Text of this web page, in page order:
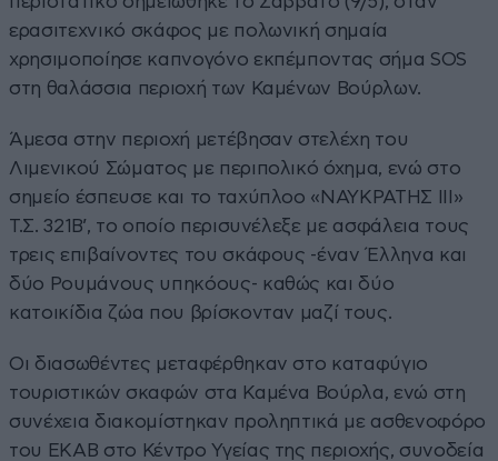
ερασιτεχνικό σκάφος με πολωνική σημαία
χρησιμοποίησε καπνογόνο εκπέμποντας σήμα SOS
στη θαλάσσια περιοχή των Καμένων Βούρλων.
Άμεσα στην περιοχή μετέβησαν στελέχη του
Λιμενικού Σώματος με περιπολικό όχημα, ενώ στο
σημείο έσπευσε και το ταχύπλοο «ΝΑΥΚΡΑΤΗΣ ΙΙΙ»
Τ.Σ. 321Β’, το οποίο περισυνέλεξε με ασφάλεια τους
τρεις επιβαίνοντες του σκάφους -έναν Έλληνα και
δύο Ρουμάνους υπηκόους- καθώς και δύο
κατοικίδια ζώα που βρίσκονταν μαζί τους.
Οι διασωθέντες μεταφέρθηκαν στο καταφύγιο
τουριστικών σκαφών στα Καμένα Βούρλα, ενώ στη
συνέχεια διακομίστηκαν προληπτικά με ασθενοφόρο
του ΕΚΑΒ στο Κέντρο Υγείας της περιοχής, συνοδεία